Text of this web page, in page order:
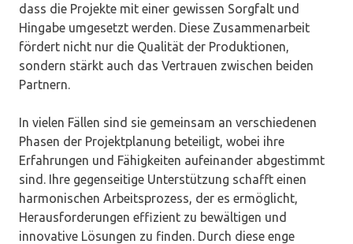
dass die Projekte mit einer gewissen Sorgfalt und
Hingabe umgesetzt werden. Diese Zusammenarbeit
fördert nicht nur die Qualität der Produktionen,
sondern stärkt auch das Vertrauen zwischen beiden
Partnern.
In vielen Fällen sind sie gemeinsam an verschiedenen
Phasen der Projektplanung beteiligt, wobei ihre
Erfahrungen und Fähigkeiten aufeinander abgestimmt
sind. Ihre gegenseitige Unterstützung schafft einen
harmonischen Arbeitsprozess, der es ermöglicht,
Herausforderungen effizient zu bewältigen und
innovative Lösungen zu finden. Durch diese enge